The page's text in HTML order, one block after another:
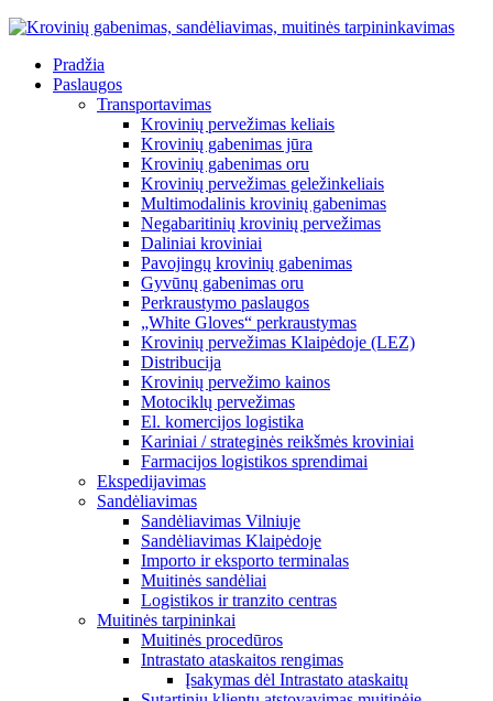
Pradžia
Paslaugos
Transportavimas
Krovinių pervežimas keliais
Krovinių gabenimas jūra
Krovinių gabenimas oru
Krovinių pervežimas geležinkeliais
Multimodalinis krovinių gabenimas
Negabaritinių krovinių pervežimas
Daliniai kroviniai
Pavojingų krovinių gabenimas
Gyvūnų gabenimas oru
Perkraustymo paslaugos
„White Gloves“ perkraustymas
Krovinių pervežimas Klaipėdoje (LEZ)
Distribucija
Krovinių pervežimo kainos
Motociklų pervežimas
El. komercijos logistika
Kariniai / strateginės reikšmės kroviniai
Farmacijos logistikos sprendimai
Ekspedijavimas
Sandėliavimas
Sandėliavimas Vilniuje
Sandėliavimas Klaipėdoje
Importo ir eksporto terminalas
Muitinės sandėliai
Logistikos ir tranzito centras
Muitinės tarpininkai
Muitinės procedūros
Intrastato ataskaitos rengimas
Įsakymas dėl Intrastato ataskaitų